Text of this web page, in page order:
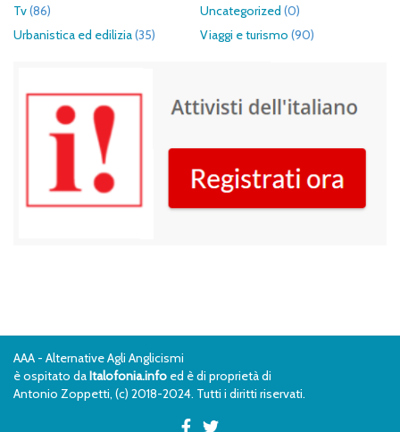
Tv(86) Uncategorized (0)
Urbanistica ed edilizia(35) Viaggi e turismo (90)
AAA - Alternative Agli Anglicismi
è ospitato daItalofonia.info ed è di proprietà di
Antonio Zoppetti, (c) 2018-2024. Tutti i diritti riservati.